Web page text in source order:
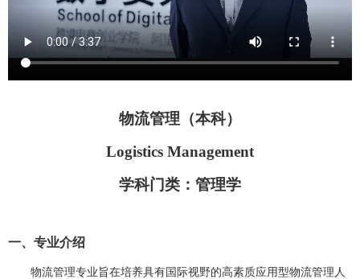
物流管理（本科）
Logistics Management
学科门类： 管理学
一、专业介绍
物流管理专业旨在培养具有国际视野的高素质应用型物流管理人